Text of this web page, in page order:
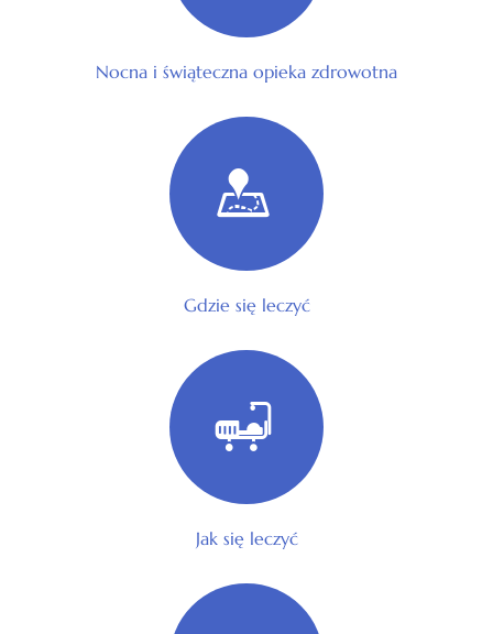
Nocna i świąteczna opieka zdrowotna
Gdzie się leczyć
Jak się leczyć